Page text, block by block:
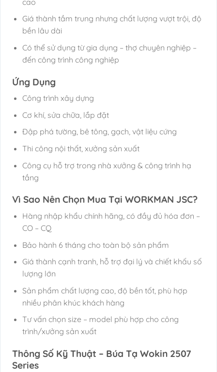
Giá thành tầm trung nhưng chất lượng vượt trội, độ
bền lâu dài
Có thể sử dụng từ gia dụng – thợ chuyên nghiệp –
đến công trình công nghiệp
Ứng Dụng
Công trình xây dựng
Cơ khí, sửa chữa, lắp đặt
Đập phá tường, bê tông, gạch, vật liệu cứng
Thi công nội thất, xưởng sản xuất
Công cụ hỗ trợ trong nhà xưởng & công trình hạ
tầng
Vì Sao Nên Chọn Mua Tại WORKMAN JSC?
Hàng nhập khẩu chính hãng, có đầy đủ hóa đơn –
CO – CQ
Bảo hành 6 tháng cho toàn bộ sản phẩm
Giá thành cạnh tranh, hỗ trợ đại lý và chiết khấu số
lượng lớn
Sản phẩm chất lượng cao, độ bền tốt, phù hợp
nhiều phân khúc khách hàng
Tư vấn chọn size – model phù hợp cho công
trình/xưởng sản xuất
Thông Số Kỹ Thuật – Búa Tạ Wokin 2507
Series